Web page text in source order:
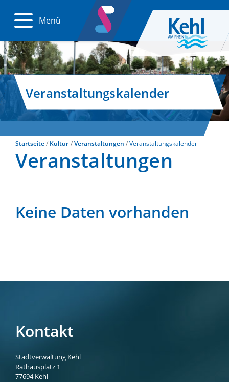
Menü
Veranstaltungskalender
Startseite Kultur Veranstaltungen Veranstaltungskalender
Veranstaltungen
Keine Daten vorhanden
Kontakt
Stadtverwaltung Kehl
Rathausplatz 1
77694 Kehl